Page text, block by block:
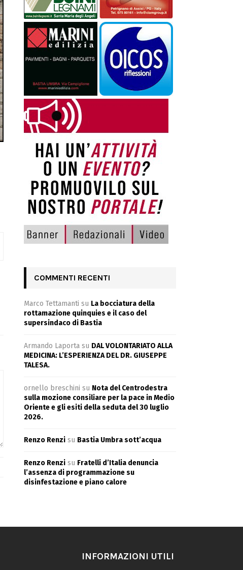
COMMENTI RECENTI
Marco Tettamanti su La bocciatura della
rottamazione quinquies e il caso del
supersindaco di Bastia
Armando Laporta su DAL VOLONTARIATO ALLA
MEDICINA: L’ESPERIENZA DEL DR. GIUSEPPE
TALESA.
ornello breschini su Nota del Centrodestra
sulla mozione consiliare per la pace in Medio
Oriente e gli esiti della seduta del 30 luglio
2026.
Renzo Renzi su Bastia Umbra sott’acqua
Renzo Renzi su Fratelli d’Italia denuncia
l’assenza di programmazione su
disinfestazione e piano calore
INFORMAZIONI UTILI